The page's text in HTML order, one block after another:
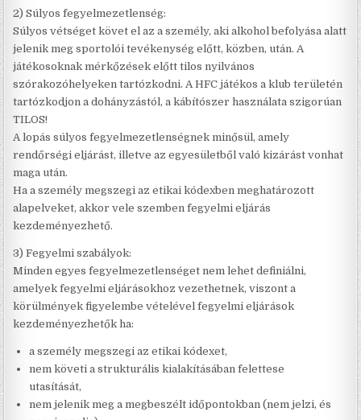
2) Súlyos fegyelmezetlenség:
Súlyos vétséget követ el az a személy, aki alkohol befolyása alatt
jelenik meg sportolói tevékenység előtt, közben, után. A
játékosoknak mérkőzések előtt tilos nyilvános
szórakozóhelyeken tartózkodni. A HFC játékos a klub területén
tartózkodjon a dohányzástól, a kábítószer használata szigorúan
TILOS!
A lopás súlyos fegyelmezetlenségnek minősül, amely
rendőrségi eljárást, illetve az egyesületből való kizárást vonhat
maga után.
Ha a személy megszegi az etikai kódexben meghatározott
alapelveket, akkor vele szemben fegyelmi eljárás
kezdeményezhető.
3) Fegyelmi szabályok:
Minden egyes fegyelmezetlenséget nem lehet definiálni,
amelyek fegyelmi eljárásokhoz vezethetnek, viszont a
körülmények figyelembe vételével fegyelmi eljárások
kezdeményezhetők ha:
a személy megszegi az etikai kódexet,
nem követi a strukturális kialakításában felettese
utasítását,
nem jelenik meg a megbeszélt időpontokban (nem jelzi, és